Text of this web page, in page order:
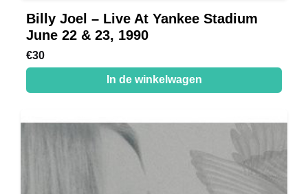
Billy Joel – Live At Yankee Stadium
June 22 & 23, 1990
€30
In de winkelwagen